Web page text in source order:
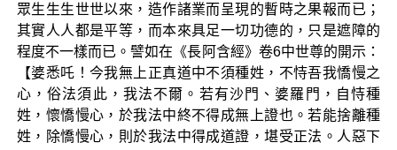
眾生生生世世以來，造作諸業而呈現的暫時之果報而已；
其實人人都是平等，而本來具足一切功德的，只是遮障的
程度不一樣而已。譬如在《長阿含經》卷6中世尊的開示：
【婆悉吒！今我無上正真道中不須種姓，不恃吾我憍慢之
心，俗法須此，我法不爾。若有沙門、婆羅門，自恃種
姓，懷憍慢心，於我法中終不得成無上證也。若能捨離種
姓，除憍慢心，則於我法中得成道證，堪受正法。人惡下